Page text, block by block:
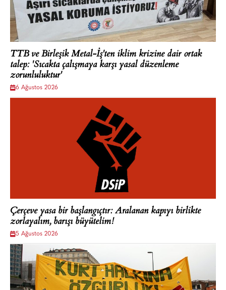
TTB ve Birleşik Metal-İş'ten iklim krizine dair ortak
talep: 'Sıcakta çalışmaya karşı yasal düzenleme
zorunluluktur'
6 Ağustos 2026
Çerçeve yasa bir başlangıçtır: Aralanan kapıyı birlikte
zorlayalım, barışı büyütelim!
5 Ağustos 2026